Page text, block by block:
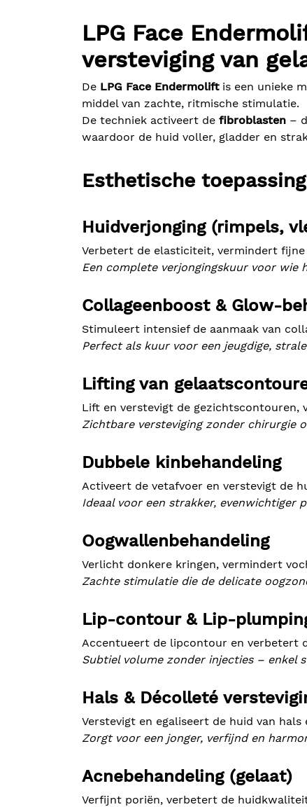
LPG Face
versteviging van
De LPG Face Endermoliftis een unieke
middel van zachte, ritmische stimulatie.
De techniek activeert de fibroblasten –
waardoor de huid voller, gladder en
Esthetische
Huidverjonging (rimpels,
Verbetert de elasticiteit, vermindert
Een complete verjongingskuur voor
Collageenboost & Glow-
Stimuleert intensief de aanmaak van
Perfect als kuur voor een jeugdige,
Lifting van
Lift en verstevigt de gezichtscontouren,
Zichtbare versteviging zonder chirurgie
Dubbele kinbehandeling
Activeert de vetafvoer en verstevigt de
Ideaal voor een strakker, evenwichtiger
Oogwallenbehandeling
Verlicht donkere kringen, vermindert
Zachte stimulatie die de delicate
Lip-contour & Lip-
Accentueert de lipcontour en verbetert
Subtiel volume zonder injecties – enkel
Hals & Décolleté
Verstevigt en egaliseert de huid van
Zorgt voor een jonger, verfijnd en
Acnebehandeling (gelaat)
Verfijnt poriën, verbetert de